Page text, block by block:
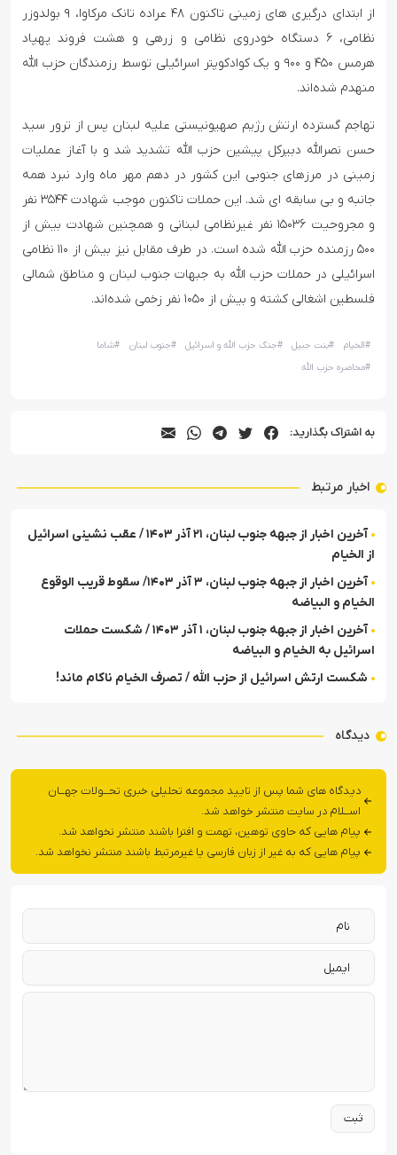
از ابتدای درگیری های زمینی تاکنون ۴۸ عراده تانک مرکاوا، ۹ بولدوزر
نظامی، ۶ دستگاه خودروی نظامی و زرهی و هشت فروند پهپاد
هرمس ۴۵۰ و ۹۰۰ و یک کوادکوپتر اسرائیلی توسط رزمندگان حزب الله
منهدم شده‌اند.
تهاجم گسترده ارتش رژیم صهیونیستی علیه لبنان پس از ترور سید
حسن نصرالله دبیرکل پیشین حزب الله تشدید شد و با آغاز عملیات
زمینی در مرزهای جنوبی این کشور در دهم مهر ماه وارد نبرد همه
جانبه و بی سابقه ای شد. این حملات تاکنون موجب شهادت ۳۵۴۴ نفر
و مجروحیت ۱۵۰۳۶ نفر غیرنظامی لبنانی و همچنین شهادت بیش از
۵۰۰ رزمنده حزب الله شده است. در طرف مقابل نیز بیش از ۱۱۰ نظامی
اسرائیلی در حملات حزب الله به جبهات جنوب لبنان و مناطق شمالی
فلسطین اشغالی کشته و بیش از ۱۰۵۰ نفر زخمی شده‌اند.
#الخیام #بنت جبیل #جنگ حزب الله و اسرائیل #جنوب لبنان #شاما
#محاصره حزب الله
به اشتراک بگذارید:
اخبار مرتبط
آخرین اخبار از جبهه جنوب لبنان، ۲۱ آذر ۱۴۰۳ / عقب نشینی اسرائیل
از الخیام
آخرین اخبار از جبهه جنوب لبنان، ۳ آذر ۱۴۰۳/ سقوط قریب الوقوع
الخیام و البیاضه
آخرین اخبار از جبهه جنوب لبنان، ۱ آذر ۱۴۰۳ / شکست حملات
اسرائیل به الخیام و البیاضه
شکست ارتش اسرائیل از حزب الله / تصرف الخیام ناکام ماند!
دیدگاه
دیدگاه های شما پس از تایید مجموعه تحلیلی خبری تحــولات جهــان
اســلام در سایت منتشر خواهد شد.
پیام هایی که حاوی توهین، تهمت و افترا باشند منتشر نخواهد شد.
پیام هایی که به غیر از زبان فارسی یا غیرمرتبط باشند منتشر نخواهد شد.